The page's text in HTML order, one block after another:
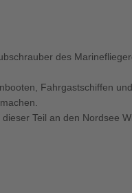
des
Fahrgastschiffen
Teil an den Nordsee